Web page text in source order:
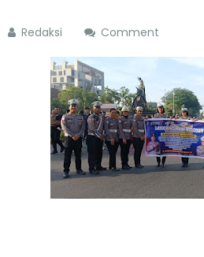
Redaksi Comment